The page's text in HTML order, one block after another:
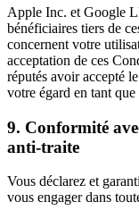
Apple Inc. et Google
bénéficiaires tiers de
concernent votre
acceptation de ces
réputés avoir accepté
votre égard en tant
9. Conformité
anti-traite
Vous déclarez et
vous engager dans